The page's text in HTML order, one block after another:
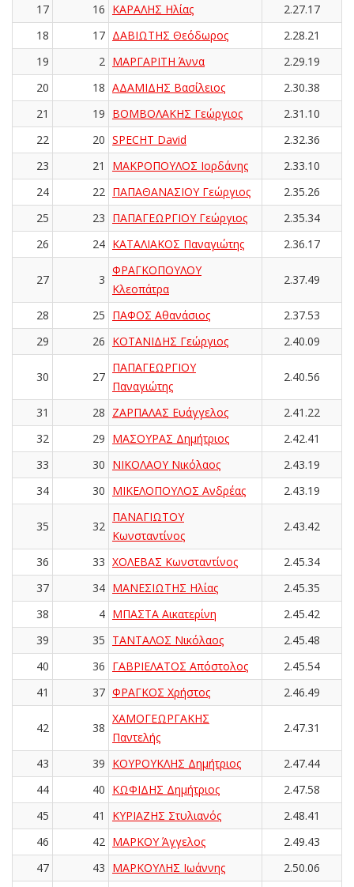
17
16 ΚΑΡΑΛΗΣ Ηλίας
2.27.17
18
17 ΔΑΒΙΩΤΗΣ Θεόδωρος
2.28.21
19
2 ΜΑΡΓΑΡΙΤΗ Άννα
2.29.19
20
18 ΑΔΑΜΙΔΗΣ Βασίλειος
2.30.38
21
19 ΒΟΜΒΟΛΑΚΗΣ Γεώργιος
2.31.10
22
20 SPECHT David
2.32.36
23
21 ΜΑΚΡΟΠΟΥΛΟΣ Ιορδάνης
2.33.10
24
22 ΠΑΠΑΘΑΝΑΣΙΟΥ Γεώργιος
2.35.26
25
23 ΠΑΠΑΓΕΩΡΓΙΟΥ Γεώργιος
2.35.34
26
24 ΚΑΤΑΛΙΑΚΟΣ Παναγιώτης 2.36.17
27 3
ΦΡΑΓΚΟΠΟΥΛΟΥ
Κλεοπάτρα
2.37.49
28 25 ΠΑΦΟΣ Αθανάσιος
2.37.53
29
26 ΚΟΤΑΝΙΔΗΣ Γεώργιος 2.40.09
30 27
ΠΑΠΑΓΕΩΡΓΙΟΥ
Παναγιώτης
2.40.56
31 28 ΖΑΡΠΑΛΑΣ Ευάγγελος
2.41.22
32
29 ΜΑΣΟΥΡΑΣ Δημήτριος
2.42.41
33
30 ΝΙΚΟΛΑΟΥ Νικόλαος
2.43.19
34
30 ΜΙΚΕΛΟΠΟΥΛΟΣ Ανδρέας 2.43.19
35 32
ΠΑΝΑΓΙΩΤΟΥ
Κωνσταντίνος
2.43.42
36 33 ΧΟΛΕΒΑΣ Κωνσταντίνος
2.45.34
37
34 ΜΑΝΕΣΙΩΤΗΣ Ηλίας
2.45.35
38
4 ΜΠΑΣΤΑ Αικατερίνη
2.45.42
39
35 ΤΑΝΤΑΛΟΣ Νικόλαος
2.45.48
40
36 ΓΑΒΡΙΕΛΑΤΟΣ Απόστολος
2.45.54
41
37 ΦΡΑΓΚΟΣ Χρήστος 2.46.49
42 38
ΧΑΜΟΓΕΩΡΓΑΚΗΣ
Παντελής
2.47.31
43 39 ΚΟΥΡΟΥΚΛΗΣ Δημήτριος
2.47.44
44
40 ΚΩΦΙΔΗΣ Δημήτριος
2.47.58
45
41 ΚΥΡΙΑΖΗΣ Στυλιανός
2.48.41
46
42 ΜΑΡΚΟΥ Άγγελος
2.49.43
47
43 ΜΑΡΚΟΥΛΗΣ Ιωάννης
2.50.06